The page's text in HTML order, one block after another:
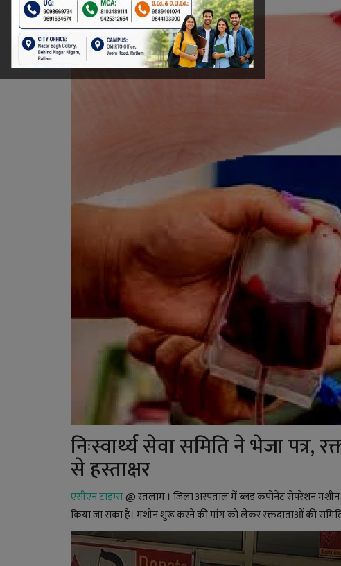
निःस्वार्थ्य सेवा समिति ने भेजा पत्र,
से हस्ताक्षर
एसीएन टाइम्स@ रतलाम । जिला अस्पताल में ब्लड कंपोनेंट सेपरेशन
किया जा सका है। मशीन शुरू करने की मांग को लेकर रक्तदाताओं की समिति